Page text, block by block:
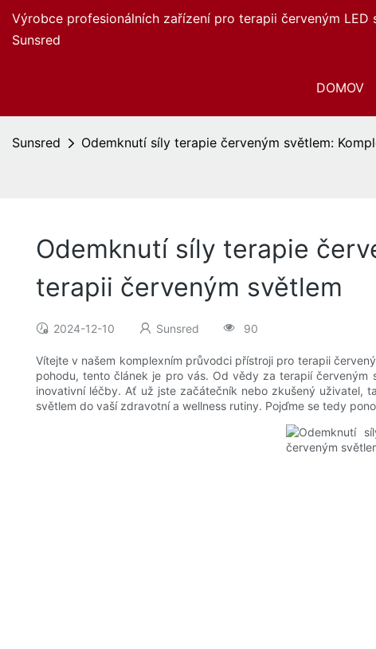
Výrobce profesionálních zařízení pro terapii červeným LED
Sunsred
DOMOV
Sunsred Odemknutí síly terapie červeným světlem:
Odemknutí síly terapie
terapii červeným světlem
2024-12-10 Sunsred 90
Vítejte v našem komplexním průvodci přístroji pro terapii
pohodu, tento článek je pro vás. Od vědy za terapií
inovativní léčby. Ať už jste začátečník nebo zkušený uživatel,
světlem do vaší zdravotní a wellness rutiny. Pojďme se tedy